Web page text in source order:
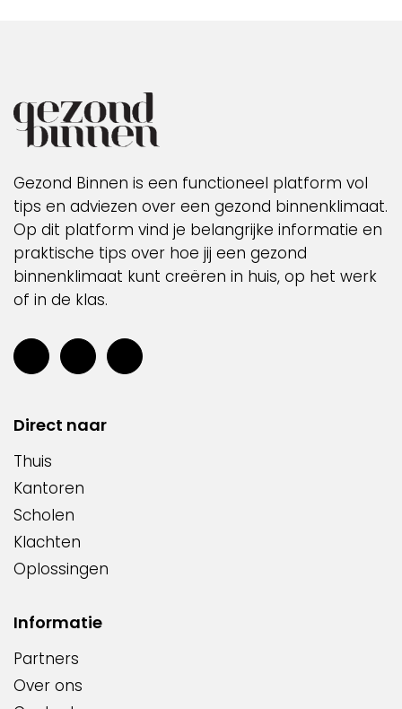
Gezond Binnen is een functioneel platform vol
tips en adviezen over een gezond binnenklimaat.
Op dit platform vind je belangrijke informatie en
praktische tips over hoe jij een gezond
binnenklimaat kunt creëren in huis, op het werk
of in de klas.
Direct naar
Thuis
Kantoren
Scholen
Klachten
Oplossingen
Informatie
Partners
Over ons